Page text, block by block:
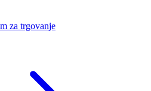
za trgovanje